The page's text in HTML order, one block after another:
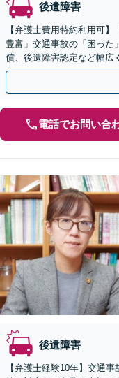
後遺障害
【弁護士費用特約利用可
豊富」交通事故の「困った
償、後遺障害認定など幅広
ト」
電話でお問い合
後遺障害
【弁護士経験10年】交通